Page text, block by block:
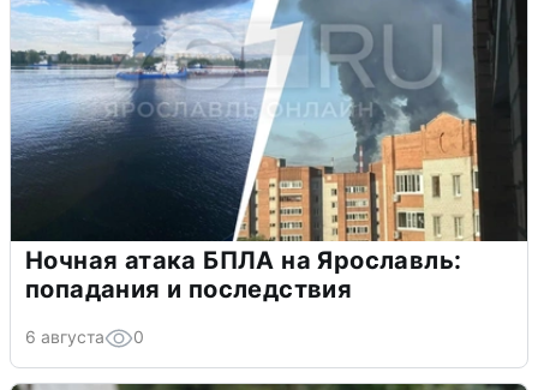
Ночная атака БПЛА на Ярославль:
попадания и последствия
6 августа 0